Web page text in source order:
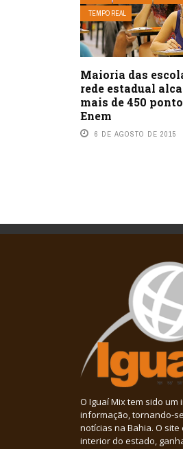
TEMPO REAL
Maioria das
rede estadual
mais de 450
Enem
6 DE AGOSTO DE 2015
O Iguaí Mix tem sido
informação, tornando-
notícias na Bahia. O
interior do estado,